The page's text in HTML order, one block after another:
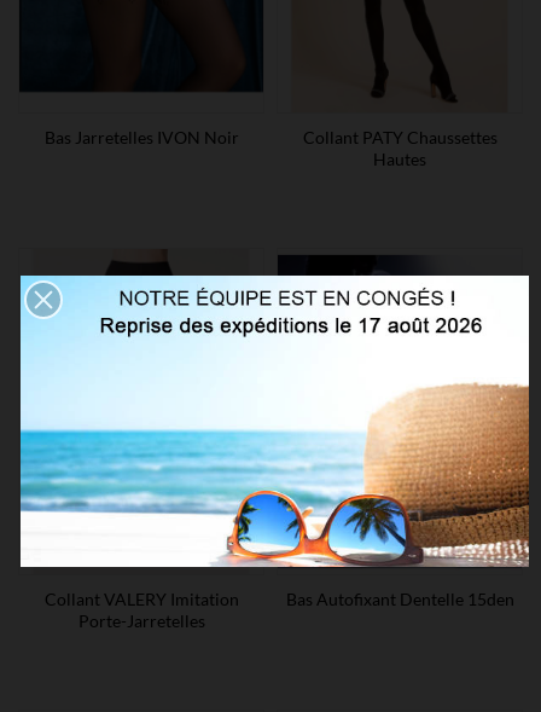
Bas Jarretelles IVON Noir
Collant PATY Chaussettes
Hautes
Collant VALERY Imitation
Porte-Jarretelles
Bas Autofixant Dentelle 15den